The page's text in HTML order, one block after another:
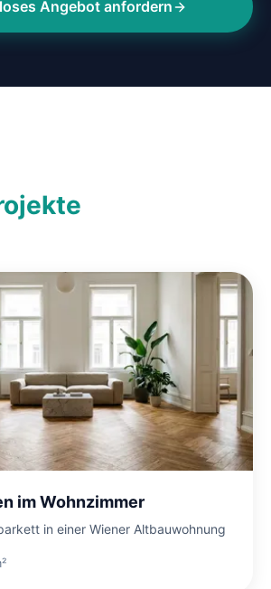
Angebot anfordern
im Wohnzimmer
in einer Wiener Altbauwohnung